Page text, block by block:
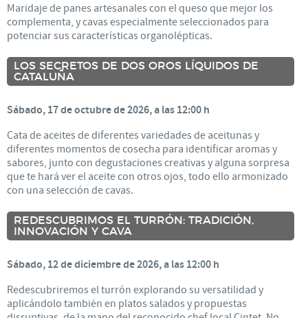
Maridaje de panes artesanales con el queso que mejor los
complementa, y cavas especialmente seleccionados para
potenciar sus características organolépticas.
LOS SECRETOS DE DOS OROS LÍQUIDOS DE
CATALUÑA
Sábado, 17 de octubre de 2026, a las 12:00 h
Cata de aceites de diferentes variedades de aceitunas y
diferentes momentos de cosecha para identificar aromas y
sabores, junto con degustaciones creativas y alguna sorpresa
que te hará ver el aceite con otros ojos, todo ello armonizado
con una selección de cavas.
REDESCUBRIMOS EL TURRÓN: TRADICIÓN,
INNOVACIÓN Y CAVA
Sábado, 12 de diciembre de 2026, a las 12:00 h
Redescubriremos el turrón explorando su versatilidad y
aplicándolo también en platos salados y propuestas